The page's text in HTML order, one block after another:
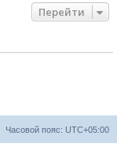
Перейти
Часовой пояс: UTC+05:00